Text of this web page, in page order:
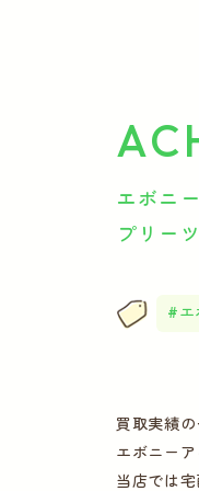
エボニ
プリー
買取実績
エボニー
当店では